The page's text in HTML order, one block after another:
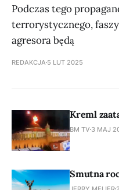
Podczas tego
terrorystycznego,
agresora będą
REDAKCJA 5 LUT 2025
Kreml
BM TV 3 MAJ
Smutna